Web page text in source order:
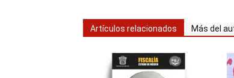
Artículos relacionados Más del